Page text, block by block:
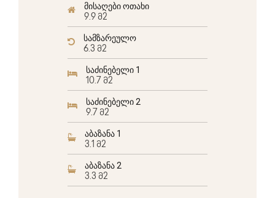
მისაღები ოთახი
9.9 მ2
სამზარეულო
6.3 მ2
საძინებელი 1
10.7 მ2
საძინებელი 2
9.7 მ2
აბაზანა 1
3.1 მ2
აბაზანა 2
3.3 მ2